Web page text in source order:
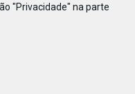
"Privacidade" na parte